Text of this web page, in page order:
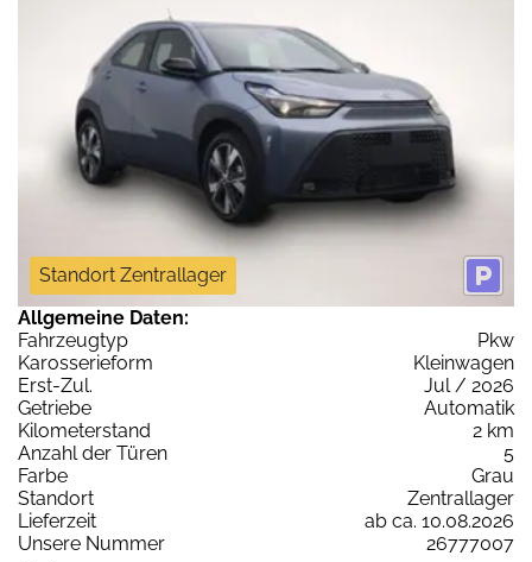
Standort Zentrallager
Allgemeine Daten:
Fahrzeugtyp
Pkw
Karosserieform
Kleinwagen
Erst-Zul.
Jul / 2026
Getriebe
Automatik
Kilometerstand
2 km
Anzahl der Türen
5
Farbe
Grau
Standort
Zentrallager
Lieferzeit
ab ca. 10.08.2026
Unsere Nummer
26777007